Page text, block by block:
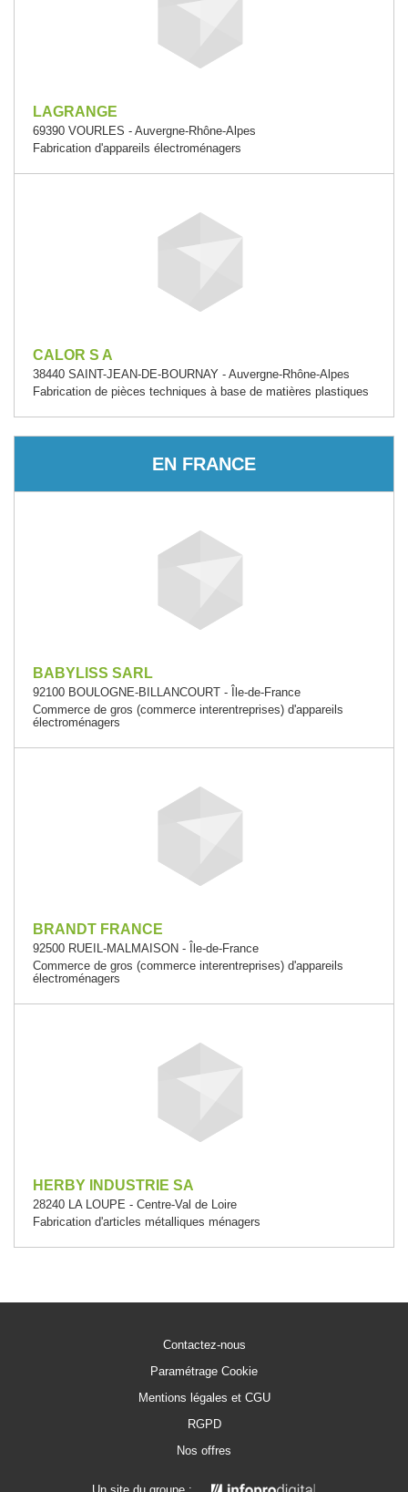
LAGRANGE
69390 VOURLES - Auvergne-Rhône-Alpes
Fabrication d'appareils électroménagers
CALOR S A
38440 SAINT-JEAN-DE-BOURNAY - Auvergne-Rhône-Alpes
Fabrication de pièces techniques à base de matières plastiques
EN FRANCE
BABYLISS SARL
92100 BOULOGNE-BILLANCOURT - Île-de-France
Commerce de gros (commerce interentreprises) d'appareils
électroménagers
BRANDT FRANCE
92500 RUEIL-MALMAISON - Île-de-France
Commerce de gros (commerce interentreprises) d'appareils
électroménagers
HERBY INDUSTRIE SA
28240 LA LOUPE - Centre-Val de Loire
Fabrication d'articles métalliques ménagers
Contactez-nous
Paramétrage Cookie
Mentions légales et CGU
RGPD
Nos offres
Un site du groupe :